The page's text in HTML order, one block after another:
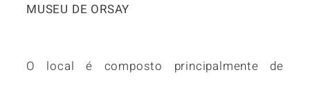
MUSEU DE ORSAY
O local é composto principalmente de